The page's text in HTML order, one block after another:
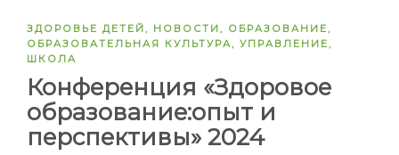
ЗДОРОВЬЕ ДЕТЕЙ , НОВОСТИ , ОБРАЗОВАНИЕ ,
ОБРАЗОВАТЕЛЬНАЯ КУЛЬТУРА , УПРАВЛЕНИЕ ,
ШКОЛА
Конференция «Здоровое
образование:опыт и
перспективы» 2024